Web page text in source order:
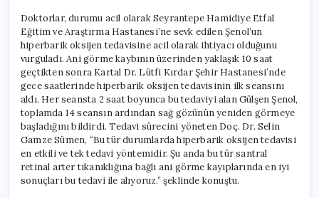
Doktorlar, durumu acil olarak Seyrantepe Hamidiye Etfal
Eğitim ve Araştırma Hastanesi’ne sevk edilen Şenol’un
hiperbarik oksijen tedavisine acil olarak ihtiyacı olduğunu
vurguladı. Ani görme kaybının üzerinden yaklaşık 10 saat
geçtikten sonra Kartal Dr. Lütfi Kırdar Şehir Hastanesi’nde
gece saatlerinde hiperbarik oksijen tedavisinin ilk seansını
aldı. Her seansta 2 saat boyunca bu tedaviyi alan Gülşen Şenol,
toplamda 14 seansın ardından sağ gözünün yeniden görmeye
başladığını bildirdi. Tedavi sürecini yöneten Doç. Dr. Selin
Gamze Sümen, “Bu tür durumlarda hiperbarik oksijen tedavisi
en etkili ve tek tedavi yöntemidir. Şu anda bu tür santral
retinal arter tıkanıklığına bağlı ani görme kayıplarında en iyi
sonuçları bu tedavi ile alıyoruz.” şeklinde konuştu.